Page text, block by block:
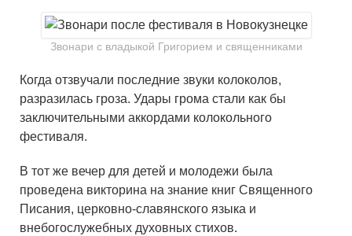
Звонари с владыкой Григорием и священниками
Когда отзвучали последние звуки колоколов,
разразилась гроза. Удары грома стали как бы
заключительными аккордами колокольного
фестиваля.
В тот же вечер для детей и молодежи была
проведена викторина на знание книг Священного
Писания, церковно-славянского языка и
внебогослужебных духовных стихов.